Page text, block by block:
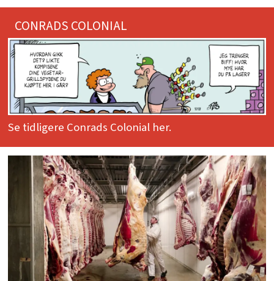
CONRADS COLONIAL
Se tidligere Conrads Colonial her.